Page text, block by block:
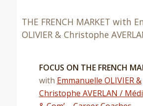
THE FRENCH MARKET with
OLIVIER & Christophe
FOCUS ON THE FRENCH
with Emmanuelle OLIVIER &
Christophe AVERLAN /